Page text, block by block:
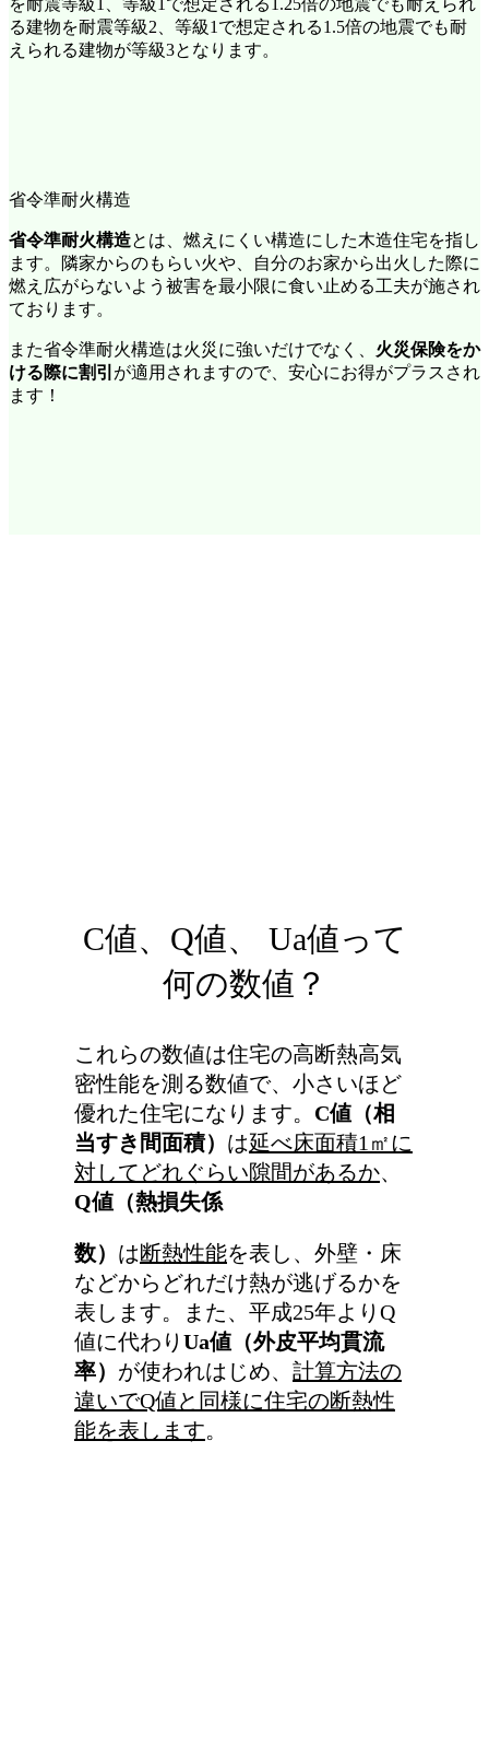
を耐震等級1、等級1で想定される1.25倍の地震でも耐えられ
る建物を耐震等級2、等級1で想定される1.5倍の地震でも耐
えられる建物が等級3となります。
省令準耐火構造
省令準耐火構造とは、燃えにくい構造にした木造住宅を指し
ます。隣家からのもらい火や、自分のお家から出火した際に
燃え広がらないよう被害を最小限に食い止める工夫が施され
ております。
また省令準耐火構造は火災に強いだけでなく、 火災保険をか
ける際に割引 が適用されますので、安心にお得がプラスされ
ます！
C値、Q値、 Ua値って
何の数値？
これらの数値は住宅の高断熱高気
密性能を測る数値で、小さいほど
優れた住宅になります。 C値（相
当すき間面積） は延べ床面積1㎡に
対してどれぐらい隙間があるか、
Q値（熱損失係
数） は断熱性能を表し、外壁・床
などからどれだけ熱が逃げるかを
表します。また、平成25年よりQ
値に代わり Ua値（外皮平均貫流
率） が使われはじめ、 計算方法の
違いでQ値と同様に住宅の断熱性
能を表します。